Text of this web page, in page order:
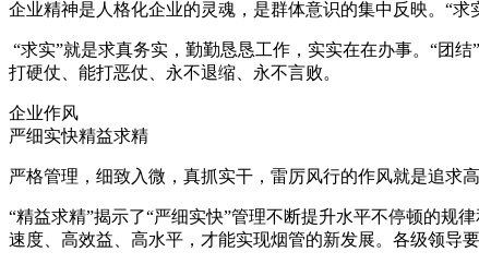
企业精神是人格化企业的灵魂，是群体意识的集中反映。“
“求实”就是求真务实，勤勤恳恳工作，实实在在办事。“团
打硬仗、能打恶仗、永不退缩、永不言败。
企业作风
严细实快精益求精
严格管理，细致入微，真抓实干，雷厉风行的作风就是追求
“精益求精”揭示了“严细实快”管理不断提升水平不停顿的规
速度、高效益、高水平，才能实现烟管的新发展。各级领导